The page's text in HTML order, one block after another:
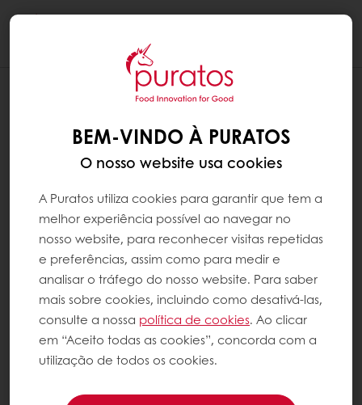
BEM-VINDO À PURATOS
O nosso website usa cookies
A Puratos utiliza cookies para garantir que tem a
melhor experiência possível ao navegar no
nosso website, para reconhecer visitas repetidas
e preferências, assim como para medir e
analisar o tráfego do nosso website. Para saber
mais sobre cookies, incluindo como desativá-las,
consulte a nossa política de cookies. Ao clicar
em “Aceito todas as cookies”, concorda com a
utilização de todos os cookies.